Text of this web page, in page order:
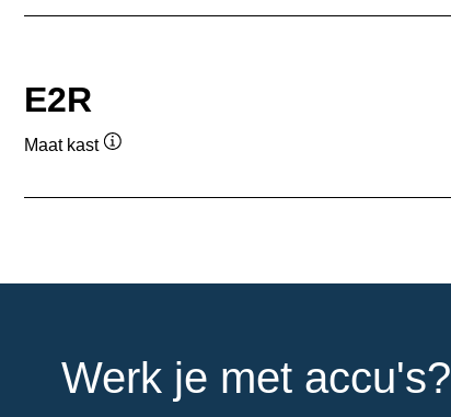
de
E2R
Maat kast
de
Werk je met accu's?